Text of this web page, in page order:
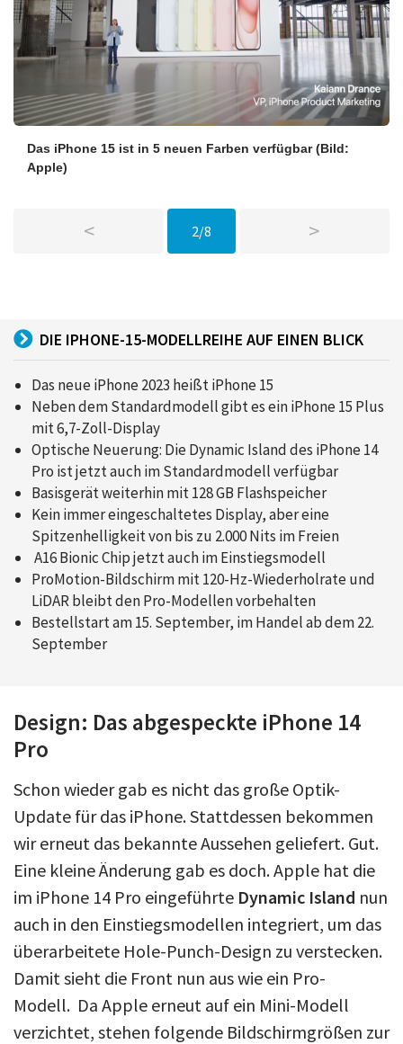
Das iPhone 15 ist in 5 neuen Farben verfügbar(Bild:
Apple)
< 2/8 >
DIE IPHONE-15-MODELLREIHE AUF EINEN BLICK
Das neue iPhone 2023 heißt iPhone 15
Neben dem Standardmodell gibt es ein iPhone 15 Plus
mit 6,7-Zoll-Display
Optische Neuerung: Die Dynamic Island des iPhone 14
Pro ist jetzt auch im Standardmodell verfügbar
Basisgerät weiterhin mit 128 GB Flashspeicher
Kein immer eingeschaltetes Display, aber eine
Spitzenhelligkeit von bis zu 2.000 Nits im Freien
A16 Bionic Chip jetzt auch im Einstiegsmodell
ProMotion-Bildschirm mit 120-Hz-Wiederholrate und
LiDAR bleibt den Pro-Modellen vorbehalten
Bestellstart am 15. September, im Handel ab dem 22.
September
Design: Das abgespeckte iPhone 14
Pro
Schon wieder gab es nicht das große Optik-
Update für das iPhone. Stattdessen bekommen
wir erneut das bekannte Aussehen geliefert. Gut.
Eine kleine Änderung gab es doch. Apple hat die
im iPhone 14 Pro eingeführte Dynamic Island nun
auch in den Einstiegsmodellen integriert, um das
überarbeitete Hole-Punch-Design zu verstecken.
Damit sieht die Front nun aus wie ein Pro-
Modell. Da Apple erneut auf ein Mini-Modell
verzichtet, stehen folgende Bildschirmgrößen zur